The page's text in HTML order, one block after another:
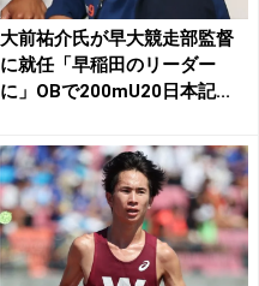
大前祐介氏が早大競走部監督
に就任「早稲田のリーダー
に」OBで200mU20日本記...